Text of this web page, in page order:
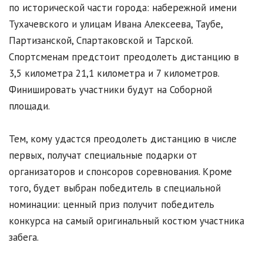
по исторической части города: набережной имени
Тухачевского и улицам Ивана Алексеева, Таубе,
Партизанской, Спартаковской и Тарской.
Спортсменам предстоит преодолеть дистанцию в
3,5 километра 21,1 километра и 7 километров.
Финишировать участники будут на Соборной
площади.
Тем, кому удастся преодолеть дистанцию в числе
первых, получат специальные подарки от
организаторов и спонсоров соревнования. Кроме
того, будет выбран победитель в специальной
номинации: ценный приз получит победитель
конкурса на самый оригинальный костюм участника
забега.